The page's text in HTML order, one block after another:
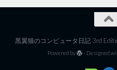
黒翼猫のコンピュータ日記 3rd
Powered by - Designed